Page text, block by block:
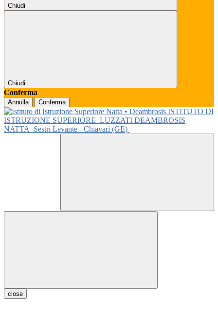
Chiudi
Chiudi
Conferma
Annulla Conferma
ISTITUTO DI
ISTRUZIONE SUPERIORE LUZZATI DEAMBROSIS
NATTA
Sestri Levante - Chiavari (GE)
close